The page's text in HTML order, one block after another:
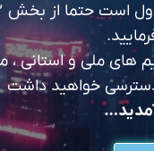
است حتما از بخش
های ملی و استانی ،
دسترسی خواهید داشت